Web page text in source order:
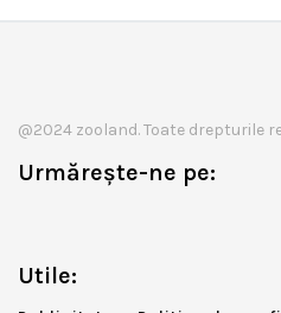
@2024 zooland. Toate drepturile
Urmărește-ne pe:
Utile: